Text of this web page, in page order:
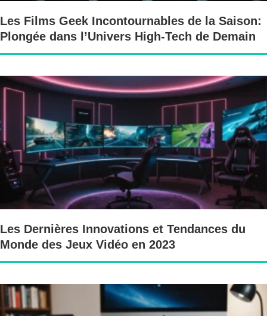
Les Films Geek Incontournables de la Saison:
Plongée dans l’Univers High-Tech de Demain
Les Dernières Innovations et Tendances du
Monde des Jeux Vidéo en 2023